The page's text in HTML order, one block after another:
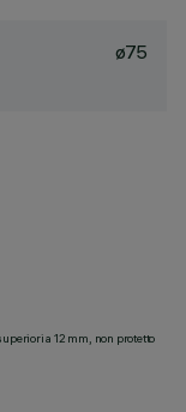
ø75
a 12 mm, non protetto